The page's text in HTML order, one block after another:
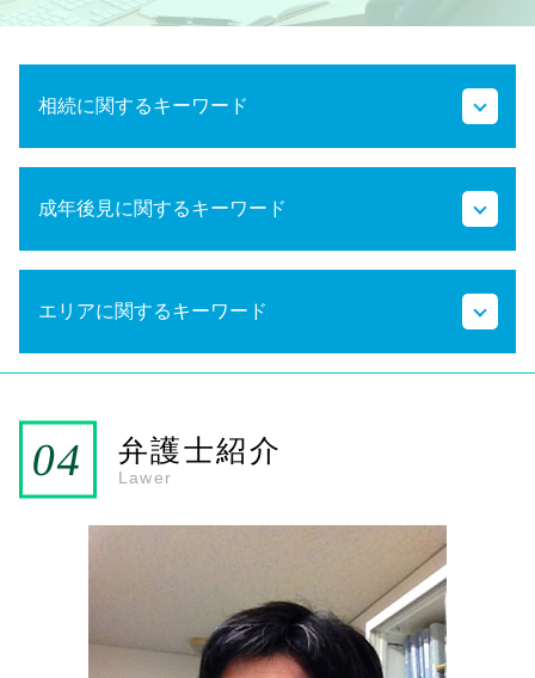
相続に関するキーワード
相続放棄 必要書類
遺留分 計算
遺留分減殺請求
法定相続分 割合
代襲相続 孫
代襲相続 割合
相続手続き
遺留分侵害額請求 時効
遺留分減殺請求 時効
相続放棄申述書
成年後見に関するキーワード
成年後見人 手続き
任意後見制度 デメリット
成年後見人 報酬
法定後見制度 任意後見制度
任意後見制度とは
成年後見人 家族
任意後見制度について
エリアに関するキーワード
大野城市 弁護士 相続
雑餉隈駅 弁護士 成年後見
大野城市 弁護士 成年後見
春日市 弁護士 成年後見
弁護士紹介
Lawer